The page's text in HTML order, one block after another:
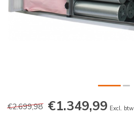
€2.699,98 €1.349,99 Excl. btw